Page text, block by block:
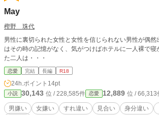
May
樫野 珠代
男性に裏切られた女性と女性を信じられない男性が偶然
はその時の記憶がなく、気がつけばホテルに一人裸で寝
た二人は・・・
恋愛 完結 長編 R18
24h.ポイント 14pt
小説 30,143 位 / 228,585件 恋愛 12,889 位 / 66,313
男嫌い 女嫌い すれ違い 見合い 身分違い